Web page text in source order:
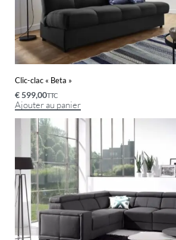
Clic-clac « Beta »
€599,00TTC
Ajouter au panier